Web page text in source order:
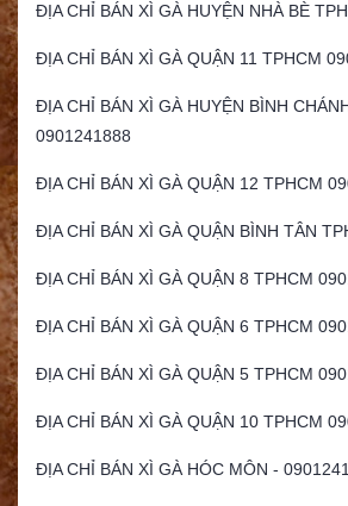
ĐỊA CHỈ BÁN XÌ GÀ HUYỆN NHÀ BÈ
ĐỊA CHỈ BÁN XÌ GÀ QUẬN 11 TPHCM
ĐỊA CHỈ BÁN XÌ GÀ HUYỆN BÌNH
0901241888
ĐỊA CHỈ BÁN XÌ GÀ QUẬN 12 TPHCM
ĐỊA CHỈ BÁN XÌ GÀ QUẬN BÌNH TÂN
ĐỊA CHỈ BÁN XÌ GÀ QUẬN 8 TPHCM
ĐỊA CHỈ BÁN XÌ GÀ QUẬN 6 TPHCM
ĐỊA CHỈ BÁN XÌ GÀ QUẬN 5 TPHCM
ĐỊA CHỈ BÁN XÌ GÀ QUẬN 10 TPHCM
ĐỊA CHỈ BÁN XÌ GÀ HÓC MÔN -